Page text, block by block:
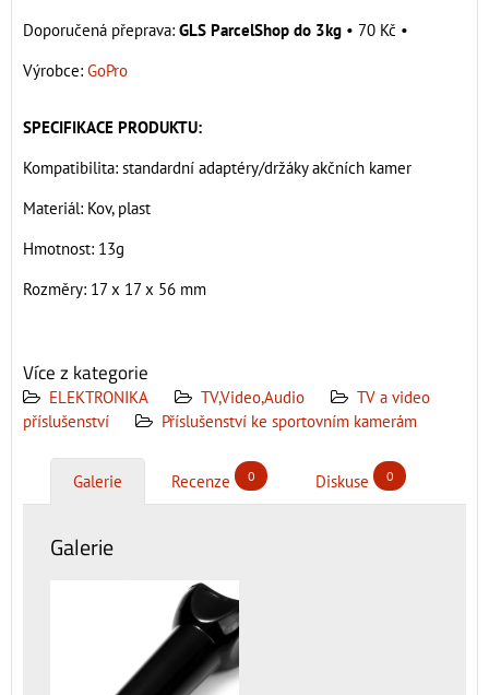
GLS ParcelShop do 3kg • 70 Kč •
Výrobce: GoPro
SPECIFIKACE PRODUKTU:
Kompatibilita: standardní adaptéry/držáky akčních kamer
Materiál: Kov, plast
Hmotnost: 13g
Rozměry: 17 x 17 x 56 mm
Více z kategorie
ELEKTRONIKA TV,Video,Audio
TV a video
příslušenství
Příslušenství ke sportovním kamerám
Galerie Recenze 0 Diskuse 0
Galerie